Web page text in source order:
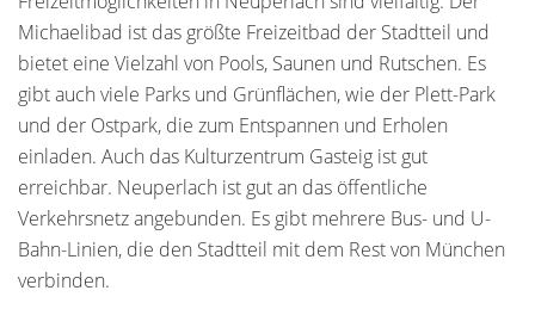
Michaelibad ist das größte Freizeitbad der Stadtteil und
bietet eine Vielzahl von Pools, Saunen und Rutschen. Es
gibt auch viele Parks und Grünflächen, wie der Plett-Park
und der Ostpark, die zum Entspannen und Erholen
einladen. Auch das Kulturzentrum Gasteig ist gut
erreichbar. Neuperlach ist gut an das öffentliche
Verkehrsnetz angebunden. Es gibt mehrere Bus- und U-
Bahn-Linien, die den Stadtteil mit dem Rest von München
verbinden.